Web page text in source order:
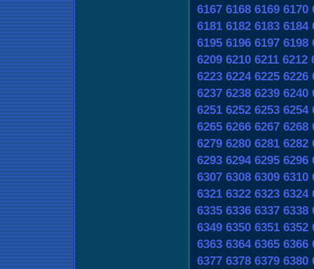
6167 6168 6169 6170
6181 6182 6183 6184
6195 6196 6197 6198
6209 6210 6211 6212
6223 6224 6225 6226
6237 6238 6239 6240
6251 6252 6253 6254
6265 6266 6267 6268
6279 6280 6281 6282
6293 6294 6295 6296
6307 6308 6309 6310
6321 6322 6323 6324
6335 6336 6337 6338
6349 6350 6351 6352
6363 6364 6365 6366
6377 6378 6379 6380